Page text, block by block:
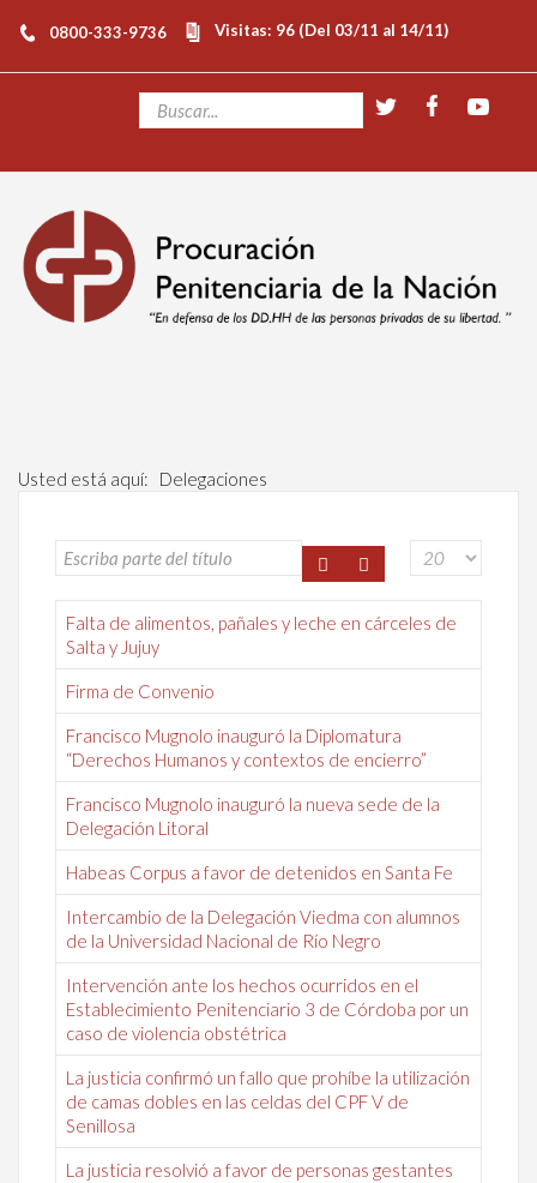
0800-333-9736 Visitas: 96 (Del 03/11 al 14/11)
Usted está aquí: Delegaciones
Falta de alimentos, pañales y leche en cárceles de
Salta y Jujuy
Firma de Convenio
Francisco Mugnolo inauguró la Diplomatura
“Derechos Humanos y contextos de encierro”
Francisco Mugnolo inauguró la nueva sede de la
Delegación Litoral
Habeas Corpus a favor de detenidos en Santa Fe
Intercambio de la Delegación Viedma con alumnos
de la Universidad Nacional de Río Negro
Intervención ante los hechos ocurridos en el
Establecimiento Penitenciario 3 de Córdoba por un
caso de violencia obstétrica
La justicia confirmó un fallo que prohíbe la utilización
de camas dobles en las celdas del CPF V de
Senillosa
La justicia resolvió a favor de personas gestantes